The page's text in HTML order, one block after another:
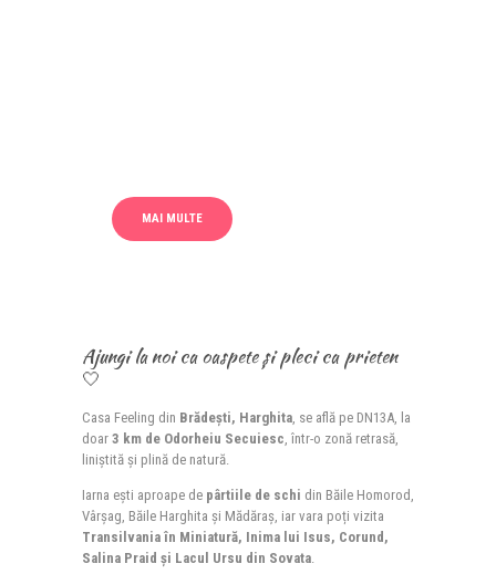
MAI MULTE
Ajungi la noi ca oaspete și pleci ca prieten
🤍
Casa Feeling din Brădești, Harghita, se află pe DN13A, la
doar 3 km de Odorheiu Secuiesc, într-o zonă retrasă,
liniștită și plină de natură.
Iarna ești aproape de pârtiile de schi din Băile Homorod,
Vârșag, Băile Harghita și Mădăraș, iar vara poți vizita
Transilvania în Miniatură, Inima lui Isus, Corund,
Salina Praid și Lacul Ursu din Sovata.